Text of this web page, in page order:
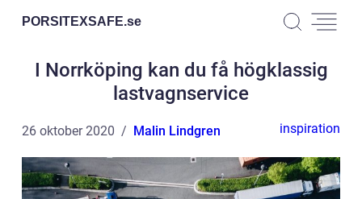
PORSITEXSAFE.se
I Norrköping kan du få högklassig
lastvagnservice
26 oktober 2020 Malin Lindgren inspiration